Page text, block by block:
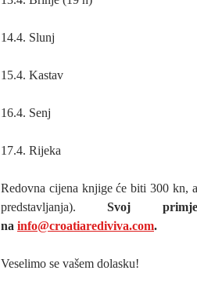
14.4. Slunj
15.4. Kastav
16.4. Senj
17.4. Rijeka
Redovna cijena knjige će biti 300 kn,
predstavljanja).Svoj
na info@croatiarediviva.com.
Veselimo se vašem dolasku!